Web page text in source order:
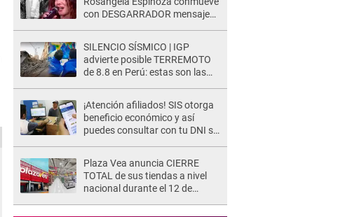
con DESGARRADOR mensaje
SILENCIO SÍSMICO | IGP
advierte posible TERREMOTO
de 8.8 en Perú: estas son las
¡Atención afiliados! SIS otorga
beneficio económico y así
puedes consultar con tu DNI si
Plaza Vea anuncia CIERRE
TOTAL de sus tiendas a nivel
nacional durante el 12 de